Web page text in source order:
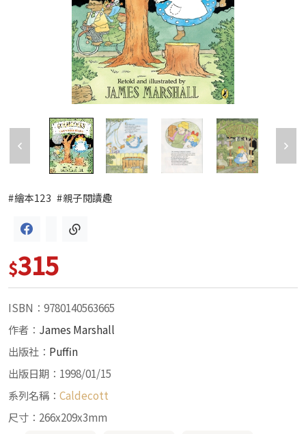
#繪本123 #親子閱讀趣
$315
ISBN：9780140563665
作者： James Marshall
出版社： Puffin
出版日期：1998/01/15
系列名稱： Caldecott
尺寸：266x209x3mm